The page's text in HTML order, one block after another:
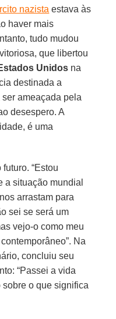
nazista estava às
haver mais
tudo mudou
que libertou
Unidos na
destinada a
ser ameaçada pela
desespero. A
é uma
“Estou
a situação mundial
arrastam para
sei se será um
vejo-o como meu
Na
concluiu seu
“Passei a vida
o que significa